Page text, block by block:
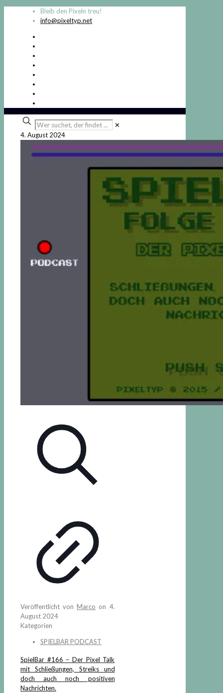
Bleib den Pixeln treu!
info@pixeltyp.net
Wer
suchet,
der
findet
...
✕
4. August 2024
Veröffentlicht vonMarco on 4.
August 2024
Kategorien
SPIELBAR PODCAST
SpielBar #166 – Der Pixel Talk
mit Schließungen, Streiks und
doch auch noch positiven
Nachrichten.